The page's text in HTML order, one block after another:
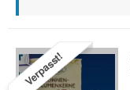
Verpasst!